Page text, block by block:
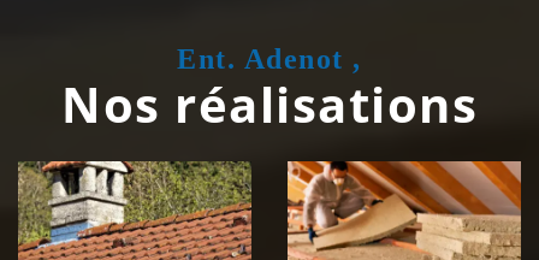
Ent. Adenot ,
Nos réalisations
Couvreur
zingueur 39
Jura
Isolation de
toiture 39
Jura